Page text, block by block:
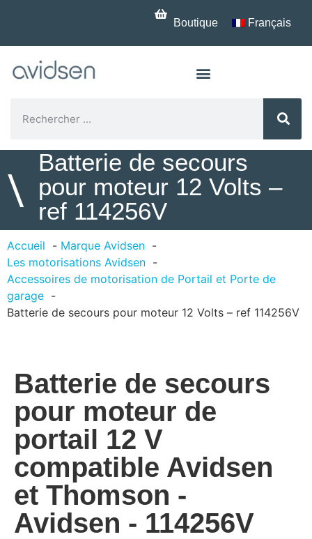
Boutique Français
\
Batterie de secours
pour moteur 12 Volts –
ref 114256V
Accueil
Marque Avidsen
Les motorisations Avidsen
Accessoires de motorisation de Portail et Porte de
garage
Batterie de secours pour moteur 12 Volts – ref 114256V
Batterie de secours
pour moteur de
portail 12 V
compatible Avidsen
et Thomson -
Avidsen - 114256V